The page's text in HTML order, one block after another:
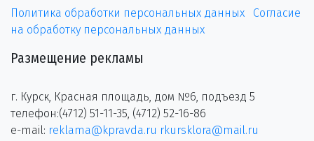
Политика обработки персональных данных
Согласие
на обработку персональных данных
Размещение рекламы
г. Курск, Красная площадь, дом №6, подъезд 5
телефон:(4712) 51-11-35, (4712) 52-16-86
e-mail: reklama@kpravda.ru rkursklora@mail.ru